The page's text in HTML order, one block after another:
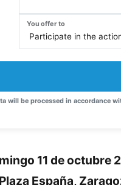
You offer to
will be processed in accordance
11 de octubre
España,